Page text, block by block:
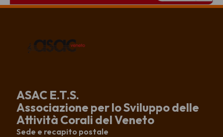
ASAC E.T.S.
Associazione per lo Sviluppo delle
Attività Corali del Veneto
Sede e recapito postale